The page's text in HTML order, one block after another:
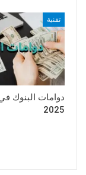
تقنية
دوامات البنوك
2025